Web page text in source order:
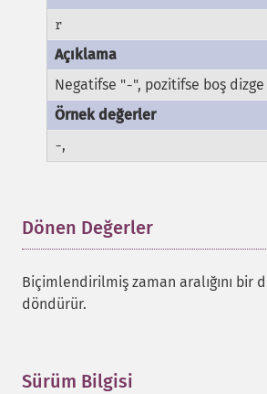
r
Negatifse "-", pozitifse boş dizge
-,
Dönen Değerler
Biçimlendirilmiş zaman aralığını bir
döndürür.
Sürüm Bilgisi